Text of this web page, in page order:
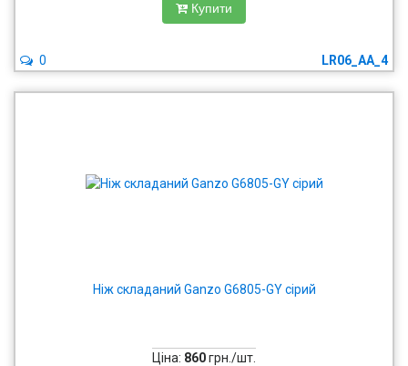
Купити
LR06_AA_4
0
Ніж складаний Ganzo G6805-GY сірий
Ціна: 860грн./шт.